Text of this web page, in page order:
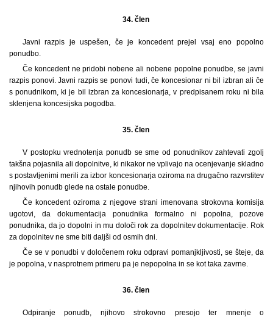
34. člen
Javni razpis je uspešen, če je koncedent prejel vsaj eno popolno
ponudbo.
Če koncedent ne pridobi nobene ali nobene popolne ponudbe, se javni
razpis ponovi. Javni razpis se ponovi tudi, če koncesionar ni bil izbran ali če
s ponudnikom, ki je bil izbran za koncesionarja, v predpisanem roku ni bila
sklenjena koncesijska pogodba.
35. člen
V postopku vrednotenja ponudb se sme od ponudnikov zahtevati zgolj
takšna pojasnila ali dopolnitve, ki nikakor ne vplivajo na ocenjevanje skladno
s postavljenimi merili za izbor koncesionarja oziroma na drugačno razvrstitev
njihovih ponudb glede na ostale ponudbe.
Če koncedent oziroma z njegove strani imenovana strokovna komisija
ugotovi, da dokumentacija ponudnika formalno ni popolna, pozove
ponudnika, da jo dopolni in mu določi rok za dopolnitev dokumentacije. Rok
za dopolnitev ne sme biti daljši od osmih dni.
Če se v ponudbi v določenem roku odpravi pomanjkljivosti, se šteje, da
je popolna, v nasprotnem primeru pa je nepopolna in se kot taka zavrne.
36. člen
Odpiranje ponudb, njihovo strokovno presojo ter mnenje o